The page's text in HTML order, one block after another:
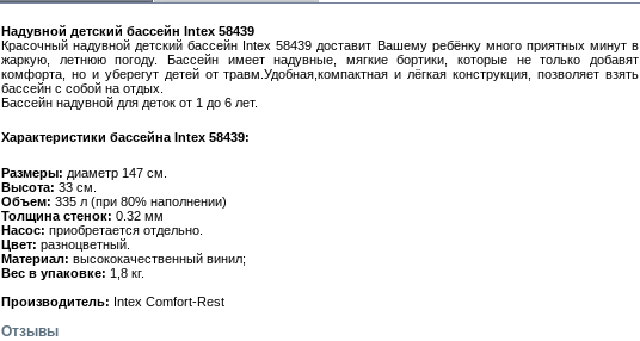
Надувной детский бассейн Intex 58439
Красочный надувной детский бассейн Intex 58439 доставит Вашему ребёнку много приятных минут в
жаркую, летнюю погоду. Бассейн имеет надувные, мягкие бортики, которые не только добавят
комфорта, но и уберегут детей от травм.Удобная,компактная и лёгкая конструкция, позволяет взять
бассейн с собой на отдых.
Бассейн надувной для деток от 1 до 6 лет.
Характеристики бассейна Intex 58439:
Размеры: диаметр 147 см.
Высота: 33 см.
Объем: 335 л (при 80% наполнении)
Толщина стенок: 0.32 мм
Насос: приобретается отдельно.
Цвет: разноцветный.
Материал: высококачественный винил;
Вес в упаковке: 1,8 кг.
Производитель: Intex Comfort-Rest
Отзывы